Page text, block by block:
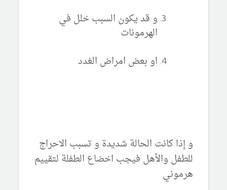
و قد يكون السبب خلل في
الهرمونات
او بعض امراض الغدد
و إذا كانت الحالة شديدة و تسبب الاحراج
للطفل والأهل فيجب اخضاع الطفلة لتقييم
هرموني